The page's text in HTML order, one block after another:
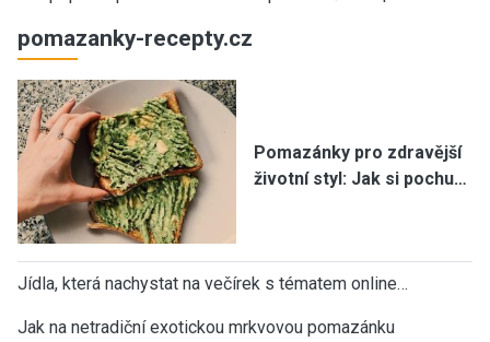
pomazanky-recepty.cz
Pomazánky pro zdravější
životní styl: Jak si pochu…
Jídla, která nachystat na večírek s tématem online…
Jak na netradiční exotickou mrkvovou pomazánku